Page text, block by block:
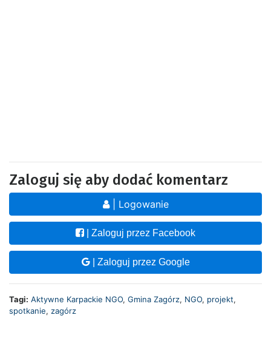
Zaloguj się aby dodać komentarz
| Logowanie
| Zaloguj przez Facebook
| Zaloguj przez Google
Tagi: Aktywne Karpackie NGO, Gmina Zagórz, NGO, projekt,
spotkanie, zagórz